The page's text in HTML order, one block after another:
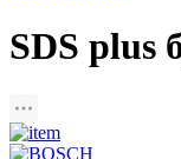
SDS plus